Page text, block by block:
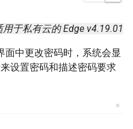
用于私有云的 Edge v4.19.01
面中更改密码时，系统会显
设置密码和描述密码要求